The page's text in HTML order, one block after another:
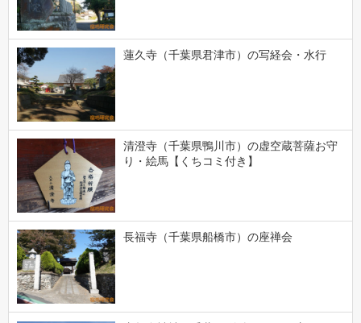
蓮久寺（千葉県君津市）の写経会・水行
清澄寺（千葉県鴨川市）の虚空蔵菩薩お守
り・絵馬【くちコミ付き】
長福寺（千葉県船橋市）の座禅会